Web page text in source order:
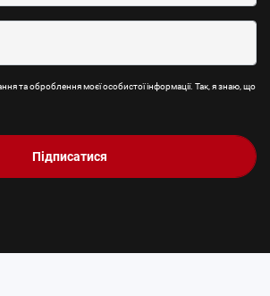
та оброблення моєї особистої інформації. Так, я знаю, що
Підписатися